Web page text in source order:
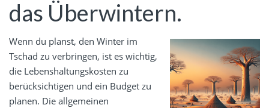
das Überwintern.
Wenn du planst, den Winter im
Tschad zu verbringen, ist es wichtig,
die Lebenshaltungskosten zu
berücksichtigen und ein Budget zu
planen. Die allgemeinen